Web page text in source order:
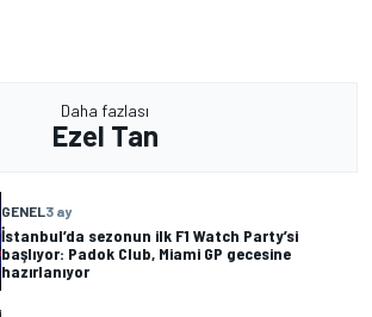
Daha fazlası
Ezel Tan
GENEL3 ay
İstanbul’da sezonun ilk F1 Watch Party’si
başlıyor: Padok Club, Miami GP gecesine
hazırlanıyor